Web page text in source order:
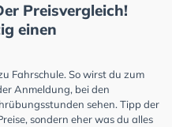
Preisvergleich!
einen
Fahrschule. So wirst du zum
Anmeldung, bei den
sehen. Tipp der
sondern eher was du alles